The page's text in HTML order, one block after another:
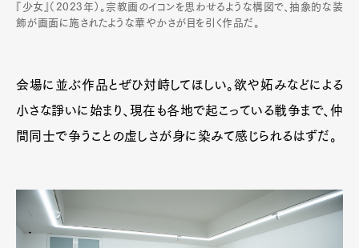
『少女』（2023年）。宗教画のイコンを思わせるような構図で、抽象的な装
飾が画面に施されたような華やかさが目を引く作品だ。
会場に並ぶ作品とぜひ対峙してほしい。欲や妬みなどによる
小さな諍いに始まり、現在も各地で起こっている戦争まで、仲
間同士で争うことの虚しさが身に染みて感じられるはずだ。